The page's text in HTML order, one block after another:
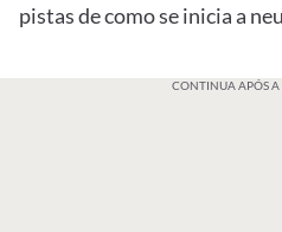
pistas de como se inicia a
CONTINUA APÓS